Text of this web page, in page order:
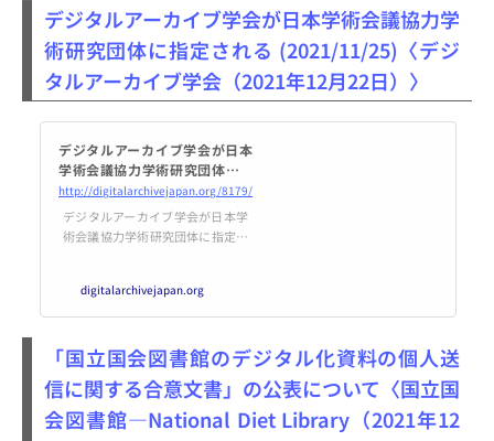
デジタルアーカイブ学会が日本学術会議協力学
術研究団体に指定される (2021/11/25)〈デジ
タルアーカイブ学会（2021年12月22日）〉
デジタルアーカイブ学会が日本
学術会議協力学術研究団体に指
定される (2021/11/25)
http://digitalarchivejapan.org/8179/
デジタルアーカイブ学会が日本学
術会議協力学術研究団体に指定さ
の協力学術研究団体に指定された
旨通知がありました。 日本学術会
… 続きを読む
digitalarchivejapan.org
「国立国会図書館のデジタル化資料の個人送
信に関する合意文書」の公表について〈国立国
会図書館―National Diet Library（2021年12